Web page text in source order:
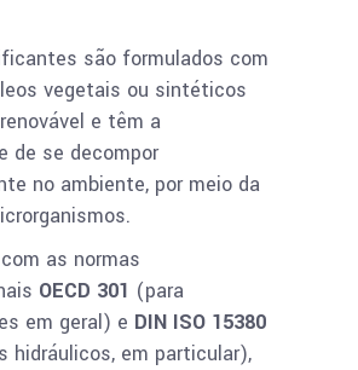
são formulados com
vegetais ou sintéticos
e têm a
de se decompor
no ambiente, por meio da
as normas
OECD 301 (para
em geral) e DIN ISO 15380
hidráulicos, em particular),